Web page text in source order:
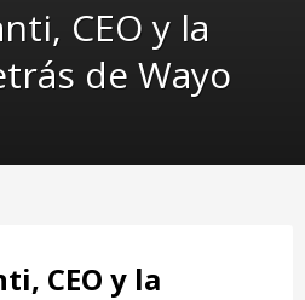
CEO y la
de Wayo
CEO y la